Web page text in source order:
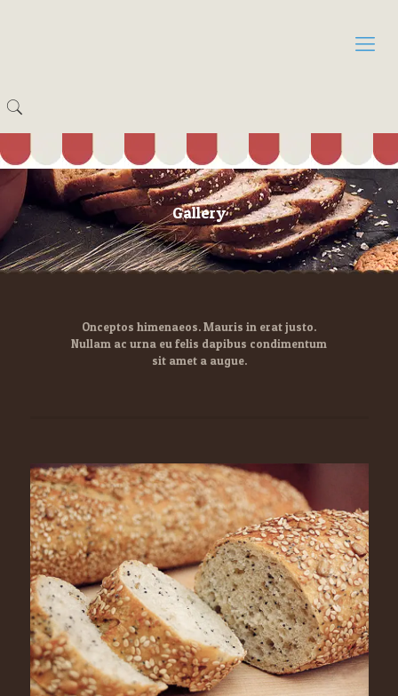
Gallery
Onceptos himenaeos. Mauris in erat justo.
Nullam ac urna eu felis dapibus condimentum
sit amet a augue.